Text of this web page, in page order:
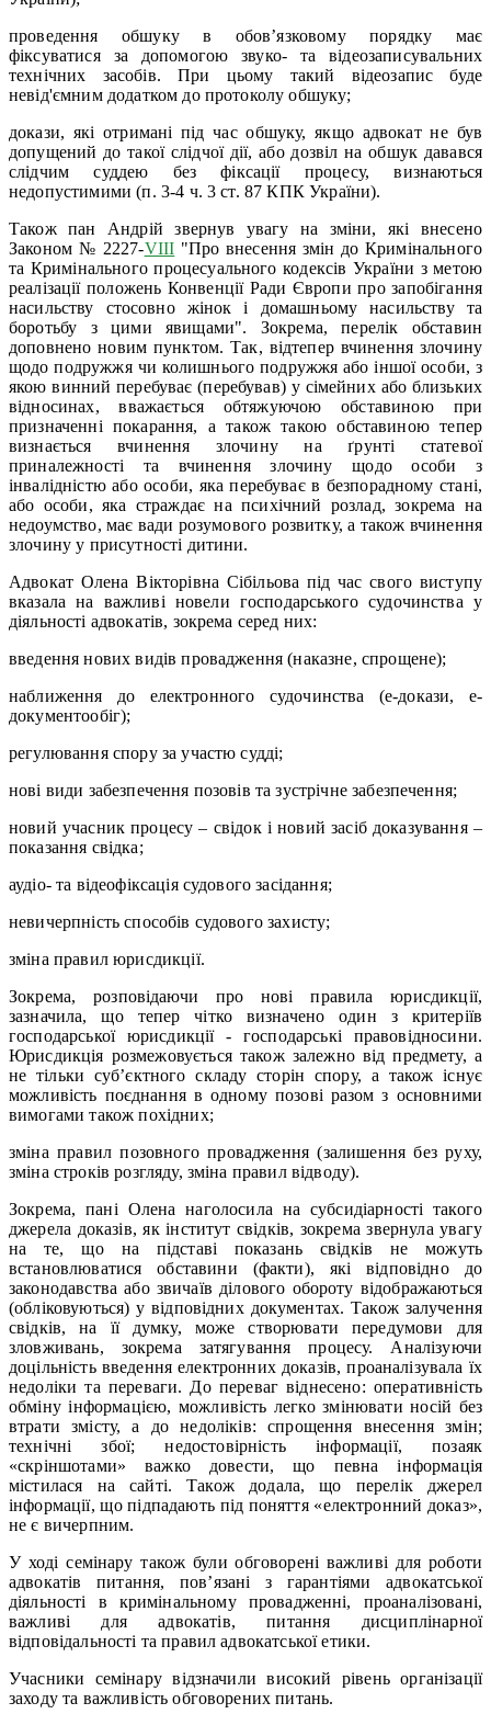
проведення обшуку в обов’язковому порядку має
фіксуватися за допомогою звуко- та відеозаписувальних
технічних засобів. При цьому такий відеозапис буде
невід'ємним додатком до протоколу обшуку;
докази, які отримані під час обшуку, якщо адвокат не був
допущений до такої слідчої дії, або дозвіл на обшук давався
слідчим суддею без фіксації процесу, визнаються
недопустимими (п. 3-4 ч. 3 ст. 87 КПК України).
Також пан Андрій звернув увагу на зміни, які внесено
Законом № 2227-VIII "Про внесення змін до Кримінального
та Кримінального процесуального кодексів України з метою
реалізації положень Конвенції Ради Європи про запобігання
насильству стосовно жінок і домашньому насильству та
боротьбу з цими явищами". Зокрема, перелік обставин
доповнено новим пунктом. Так, відтепер вчинення злочину
щодо подружжя чи колишнього подружжя або іншої особи, з
якою винний перебуває (перебував) у сімейних або близьких
відносинах, вважається обтяжуючою обставиною при
призначенні покарання, а також такою обставиною тепер
визнається вчинення злочину на ґрунті статевої
приналежності та вчинення злочину щодо особи з
інвалідністю або особи, яка перебуває в безпорадному стані,
або особи, яка страждає на психічний розлад, зокрема на
недоумство, має вади розумового розвитку, а також вчинення
злочину у присутності дитини.
Адвокат Олена Вікторівна Сібільова під час свого виступу
вказала на важливі новели господарського судочинства у
діяльності адвокатів, зокрема серед них:
введення нових видів провадження (наказне, спрощене);
наближення до електронного судочинства (е-докази, е-
документообіг);
регулювання спору за участю судді;
нові види забезпечення позовів та зустрічне забезпечення;
новий учасник процесу – свідок і новий засіб доказування –
показання свідка;
аудіо- та відеофіксація судового засідання;
невичерпність способів судового захисту;
зміна правил юрисдикції.
Зокрема, розповідаючи про нові правила юрисдикції,
зазначила, що тепер чітко визначено один з критеріїв
господарської юрисдикції - господарські правовідносини.
Юрисдикція розмежовується також залежно від предмету, а
не тільки суб’єктного складу сторін спору, а також існує
можливість поєднання в одному позові разом з основними
вимогами також похідних;
зміна правил позовного провадження (залишення без руху,
зміна строків розгляду, зміна правил відводу).
Зокрема, пані Олена наголосила на субсидіарності такого
джерела доказів, як інститут свідків, зокрема звернула увагу
на те, що на підставі показань свідків не можуть
встановлюватися обставини (факти), які відповідно до
законодавства або звичаїв ділового обороту відображаються
(обліковуються) у відповідних документах. Також залучення
свідків, на її думку, може створювати передумови для
зловживань, зокрема затягування процесу. Аналізуючи
доцільність введення електронних доказів, проаналізувала їх
недоліки та переваги. До переваг віднесено: оперативність
обміну інформацією, можливість легко змінювати носій без
втрати змісту, а до недоліків: спрощення внесення змін;
технічні збої; недостовірність інформації, позаяк
«скріншотами» важко довести, що певна інформація
містилася на сайті. Також додала, що перелік джерел
інформації, що підпадають під поняття «електронний доказ»,
не є вичерпним.
У ході семінару також були обговорені важливі для роботи
адвокатів питання, пов’язані з гарантіями адвокатської
діяльності в кримінальному провадженні, проаналізовані,
важливі для адвокатів, питання дисциплінарної
відповідальності та правил адвокатської етики.
Учасники семінару відзначили високий рівень організації
заходу та важливість обговорених питань.